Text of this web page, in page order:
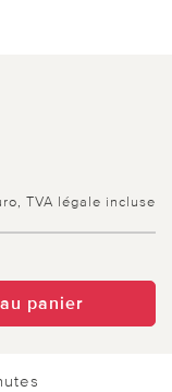
TVA légale incluse
panier